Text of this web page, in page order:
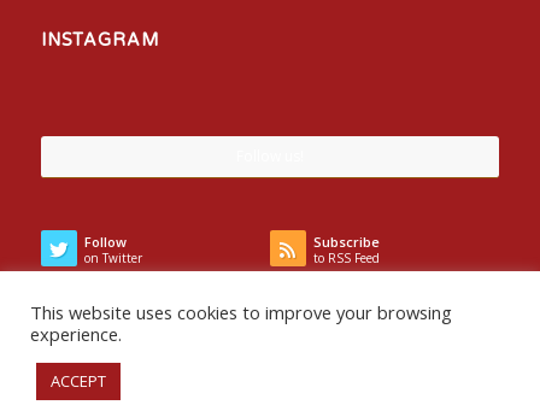
INSTAGRAM
Follow
on Twitter
Subscribe
to RSS Feed
This website uses cookies to improve your browsing
experience.
ACCEPT